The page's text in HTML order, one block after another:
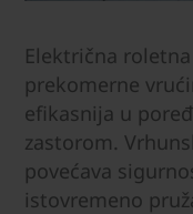
Električna
prekomerne
efikasnija u
zastorom.
povećava
istovremeno